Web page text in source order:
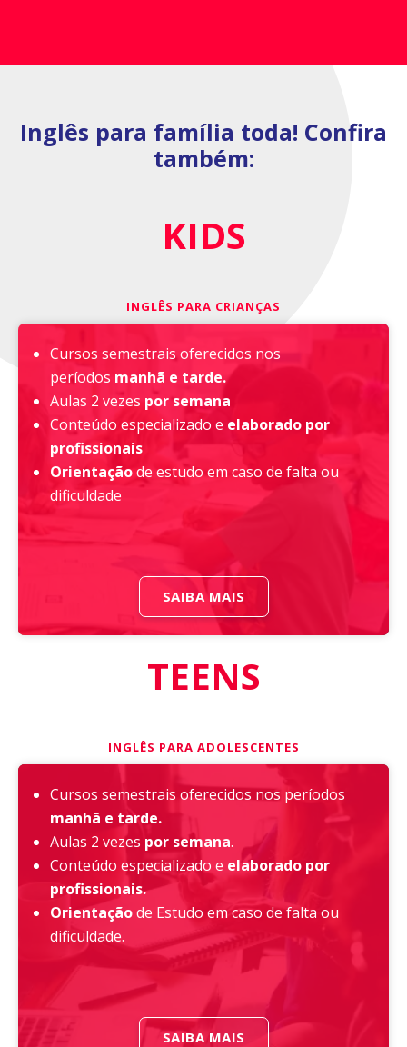
Inglês para família toda! Confira
também:
KIDS
INGLÊS PARA CRIANÇAS
Cursos semestrais oferecidos nos
períodos manhã e tarde.
Aulas 2 vezes por semana
Conteúdo especializado e elaborado por
profissionais
Orientaçãode estudo em caso de falta ou
dificuldade
SAIBA MAIS
TEENS
INGLÊS PARA ADOLESCENTES
Cursos semestrais oferecidos nos períodos
manhã e tarde.
Aulas 2 vezes por semana.
Conteúdo especializado e elaborado por
profissionais.
Orientaçãode Estudo em caso de falta ou
dificuldade.
SAIBA MAIS